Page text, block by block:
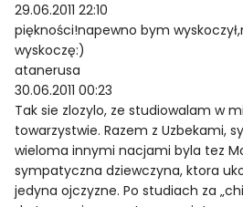
29.06.2011 22:10
piękności!napewno bym
wyskoczę:)
atanerusa
30.06.2011 00:23
Tak sie zlozylo, ze studiowalam w
towarzystwie. Razem z Uzbekami,
wieloma innymi nacjami byla tez
sympatyczna dziewczyna, ktora
jedyna ojczyzne. Po studiach za